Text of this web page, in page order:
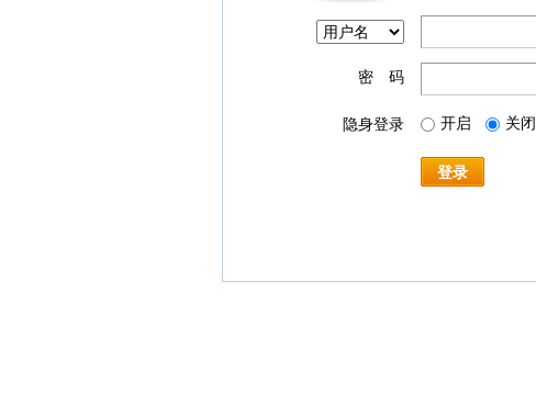
密 码
隐身登录 开启 关闭
登录